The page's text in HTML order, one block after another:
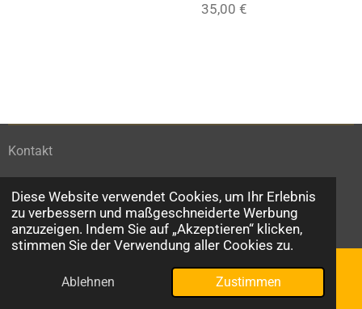
Diese Website verwendet Cookies, um Ihr Erlebnis
zu verbessern und maßgeschneiderte Werbung
anzuzeigen. Indem Sie auf „Akzeptieren“ klicken,
stimmen Sie der Verwendung aller Cookies zu.
Ablehnen Zustimmen
35,00 €
Kontakt
© 2026 Atelier Elbblick
Mit Unterstützung von Webador
E-Mail